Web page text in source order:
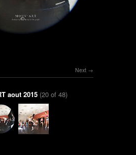
Next
aout 2015 (20 of 48)